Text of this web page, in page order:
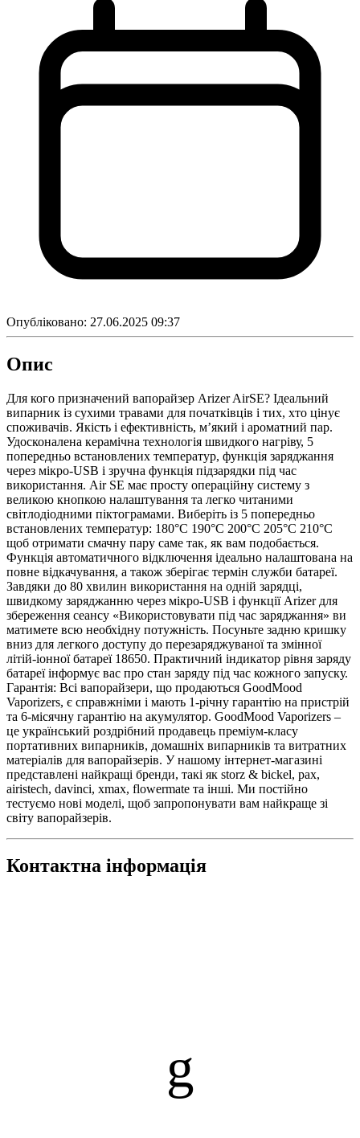
Опубліковано: 27.06.2025 09:37
Опис
Для кого призначений вапорайзер Arizer AirSE? Ідеальний
випарник із сухими травами для початківців і тих, хто цінує
споживачів. Якість і ефективність, м’який і ароматний пар.
Удосконалена керамічна технологія швидкого нагріву, 5
попередньо встановлених температур, функція заряджання
через мікро-USB і зручна функція підзарядки під час
використання. Air SE має просту операційну систему з
великою кнопкою налаштування та легко читаними
світлодіодними піктограмами. Виберіть із 5 попередньо
встановлених температур: 180°C 190°C 200°C 205°C 210°C
щоб отримати смачну пару саме так, як вам подобається.
Функція автоматичного відключення ідеально налаштована на
повне відкачування, а також зберігає термін служби батареї.
Завдяки до 80 хвилин використання на одній зарядці,
швидкому заряджанню через мікро-USB і функції Arizer для
збереження сеансу «Використовувати під час заряджання» ви
матимете всю необхідну потужність. Посуньте задню кришку
вниз для легкого доступу до перезаряджуваної та змінної
літій-іонної батареї 18650. Практичний індикатор рівня заряду
батареї інформує вас про стан заряду під час кожного запуску.
Гарантія: Всі вапорайзери, що продаються GoodMood
Vaporizers, є справжніми і мають 1-річну гарантію на пристрій
та 6-місячну гарантію на акумулятор. GoodMood Vaporizers –
це український роздрібний продавець преміум-класу
портативних випарників, домашніх випарників та витратних
матеріалів для вапорайзерів. У нашому інтернет-магазині
представлені найкращі бренди, такі як storz & bickel, pax,
airistech, davinci, xmax, flowermate та інші. Ми постійно
тестуємо нові моделі, щоб запропонувати вам найкраще зі
світу вапорайзерів.
Контактна інформація
g